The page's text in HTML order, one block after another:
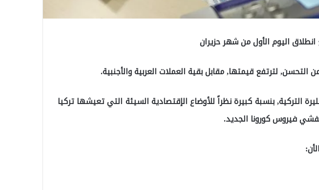
اليوم الأول من شهر حزيران
التحسن, لترتفع قيمتها, مقابل بقية العملات العربية والأجنبية.
التركية, بنسبة كبيرة نظراً للأوضاع الإقتصادية السيئة التي تعيشها تركيا
فيروس كورونا الجديد.